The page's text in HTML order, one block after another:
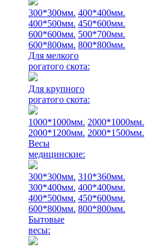
300*300мм. 400*400мм.
400*500мм. 450*600мм.
600*600мм. 500*700мм.
600*800мм. 800*800мм.
Для мелкого
рогатого скота:
Для крупного
рогатого скота:
1000*1000мм. 2000*1000мм.
2000*1200мм. 2000*1500мм.
Весы
медицинские:
300*300мм. 310*360мм.
300*400мм. 400*400мм.
400*500мм. 450*600мм.
600*800мм. 800*800мм.
Бытовые
весы: